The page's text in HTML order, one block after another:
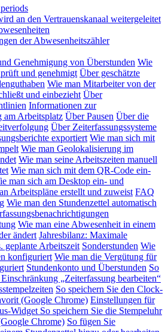
an den Vertrauenskanaal weitergeleitet
der Abwesenheitszähler
Genehmigung von Überstunden Wie
und genehmigt Über geschätzte
Wie man Mitarbeiter von der
und einbezieht Über
Informationen zur
am Arbeitsplatz Über Pausen Über die
Über Zeiterfassungssysteme
exportiert Wie man sich mit
Wie man Geolokalisierung im
Wie man seine Arbeitszeiten manuell
Wie man sich mit dem QR-Code ein-
man sich am Desktop ein- und
Arbeitspläne erstellt und zuweist FAQ
Wie man den Stundenzettel automatisch
Wie man eine Abwesenheit in einem
ändert Jahresbilanz: Maximale
geplante Arbeitszeit Sonderstunden Wie
konfiguriert Wie man die Vergütung für
Stundenkonto und Überstunden So
„Zeiterfassung bearbeiten“
So speichern Sie den Clock-
(Google Chrome) Einstellungen für
Widget So speichern Sie die Stempeluhr
Chrome) So fügen Sie